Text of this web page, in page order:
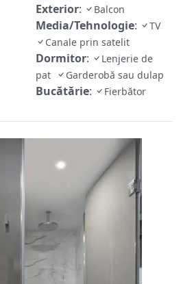
Exterior: Balcon
Media/Tehnologie:
TV
Canale prin satelit
Dormitor:
Lenjerie de
pat
Garderobă sau dulap
Bucătărie: Fierbător